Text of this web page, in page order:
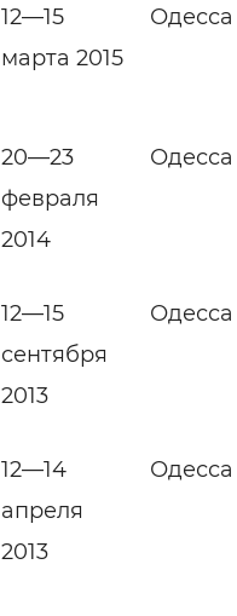
12—15
марта 2015
Одесса
20—23
февраля
2014
Одесса
12—15
сентября
2013
Одесса
12—14
апреля
2013
Одесса